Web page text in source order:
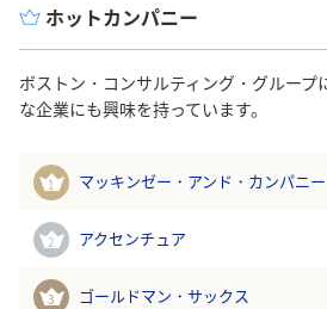
ホットカンパニー
ボストン・コンサルティング・グループ
な企業にも興味を持っています。
1 マッキンゼー・アンド・カンパニー
2 アクセンチュア
3 ゴールドマン・サックス